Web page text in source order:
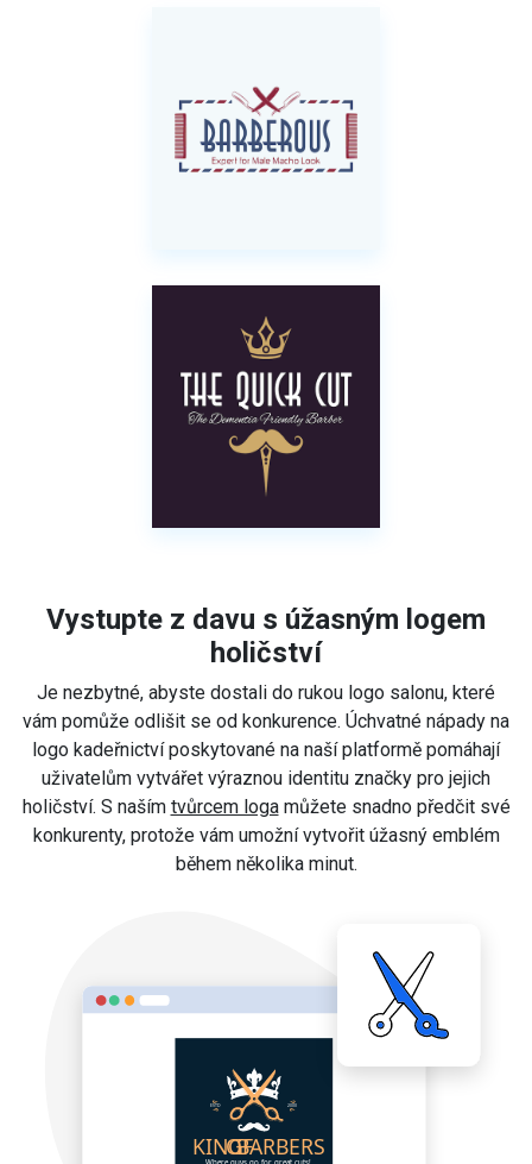
Vystupte z davu s úžasným logem
holičství
Je nezbytné, abyste dostali do rukou logo salonu, které
vám pomůže odlišit se od konkurence. Úchvatné nápady na
logo kadeřnictví poskytované na naší platformě pomáhají
uživatelům vytvářet výraznou identitu značky pro jejich
holičství. S naším tvůrcem logamůžete snadno předčit své
konkurenty, protože vám umožní vytvořit úžasný emblém
během několika minut.